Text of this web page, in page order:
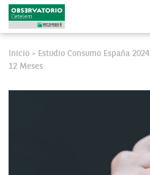
Inicio > Estudio Consumo España 2024
12 Meses